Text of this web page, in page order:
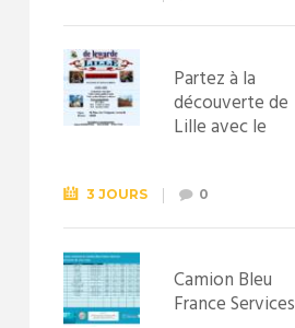
2026
Partez à la
découverte de
Lille avec le
Lewarde, le 26
septembre !
3 JOURS 0
Camion Bleu
France Services